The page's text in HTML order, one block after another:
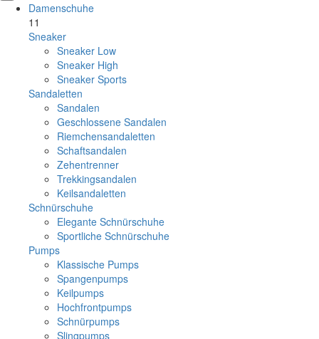
Damenschuhe
11
Sneaker
Sneaker Low
Sneaker High
Sneaker Sports
Sandaletten
Sandalen
Geschlossene Sandalen
Riemchensandaletten
Schaftsandalen
Zehentrenner
Trekkingsandalen
Keilsandaletten
Schnürschuhe
Elegante Schnürschuhe
Sportliche Schnürschuhe
Pumps
Klassische Pumps
Spangenpumps
Keilpumps
Hochfrontpumps
Schnürpumps
Slingpumps